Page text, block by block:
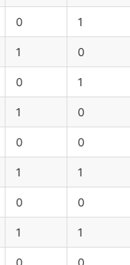
0 1
1 0
0 1
1 0
0 0
1 1
0 0
1 1